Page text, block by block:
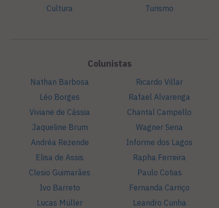
Cultura
Turismo
Colunistas
Nathan Barbosa
Léo Borges
Viviane de Cássia
Jaqueline Brum
Andréa Rezende
Elisa de Assis
Clesio Guimarães
Ivo Barreto
Lucas Müller
Ricardo Villar
Rafael Alvarenga
Chantal Campello
Wagner Sena
Informe dos Lagos
Rapha Ferreira
Paulo Cotias
Fernanda Carriço
Leandro Cunha